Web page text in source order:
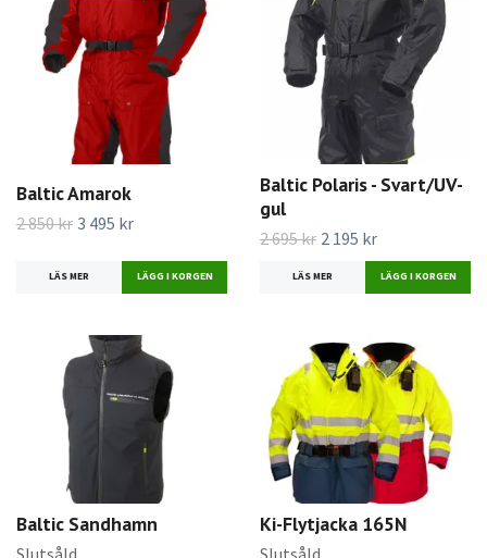
Baltic Amarok
2 850 kr 3 495 kr
LÄS MER LÄGG I KORGEN
Baltic Polaris - Svart/UV-
gul
2 695 kr 2 195 kr
LÄS MER LÄGG I KORGEN
Baltic Sandhamn
Slutsåld
Ki-Flytjacka 165N
Slutsåld